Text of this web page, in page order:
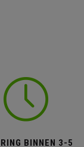
BINNEN 3-5